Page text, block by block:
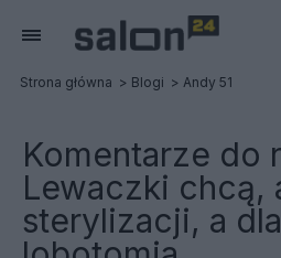
Strona główna Blogi Andy 51
Komentarze do
Lewaczki chcą,
sterylizacji, a